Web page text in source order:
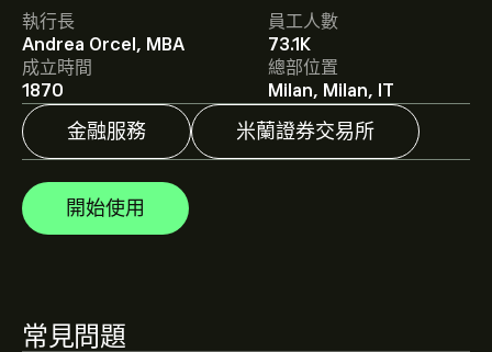
執行長
Andrea Orcel, MBA
員工人數
73.1K
成立時間
1870
總部位置
Milan, Milan, IT
金融服務 米蘭證券交易所
開始使用
常見問題
UniCredit Commercial Bank 的平均目標價為 ‎€‎84.470。
註冊eToro 以取得詳細的分析師預測及目標價格。
分析師根據市場趨勢、財務報告和預期增長對UniCredit
Commercial Bank的預測。查看最新預測以了解未來價格
走勢。